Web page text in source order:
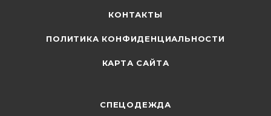
КОНТАКТЫ
ПОЛИТИКА КОНФИДЕНЦИАЛЬНОСТИ
КАРТА САЙТА
СПЕЦОДЕЖДА